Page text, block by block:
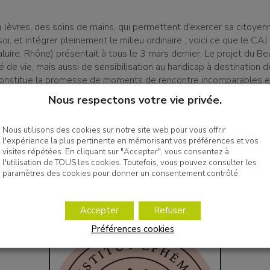
lèvres, des soins de mains, qui permettent d’exercer sa
et intégrer pleinement le milieu ordinaire ; voici ce que le CAJ
Rhône) présentait à tous le 3 mars dernier. Le projet du
de vie, mais aussi de sensibilisation au handicap à destination
la promesse de moments de rencontre incomparables
regard.
des savoir-faire et des savoir-être remplit également une
L’inclusion et le bien-être passent par les activités
notamment à une salle Snoezelen financée par des
ont également assuré le service du café et permis
reparte avec un souvenir. Une belle journée sous le signe du
Nous respectons votre vie privée.
Nous utilisons des cookies sur notre site web pour vous offrir
l'expérience la plus pertinente en mémorisant vos préférences et vos
visites répétées. En cliquant sur "Accepter", vous consentez à
l'utilisation de TOUS les cookies. Toutefois, vous pouvez consulter les
paramètres des cookies pour donner un consentement contrôlé.
Accepter
Refuser
Préférences cookies